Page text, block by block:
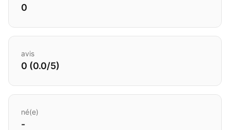
0
avis
0 (0.0/5)
né(e)
-